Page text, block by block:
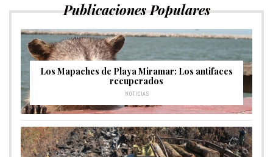
Publicaciones Populares
Los Mapaches de Playa Miramar: Los antifaces
recuperados
NOTICIAS